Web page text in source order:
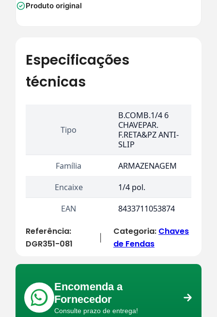
Produto original
Especificações
técnicas
Tipo
B.COMB.1/4 6
CHAVEPAR.
F.RETA&PZ ANTI-
SLIP
Família
ARMAZENAGEM
Encaixe
1/4 pol.
EAN
8433711053874
Referência:
DGR351-081
Categoria: Chaves
de Fendas
Encomenda a
Fornecedor
Consulte prazo de entrega!